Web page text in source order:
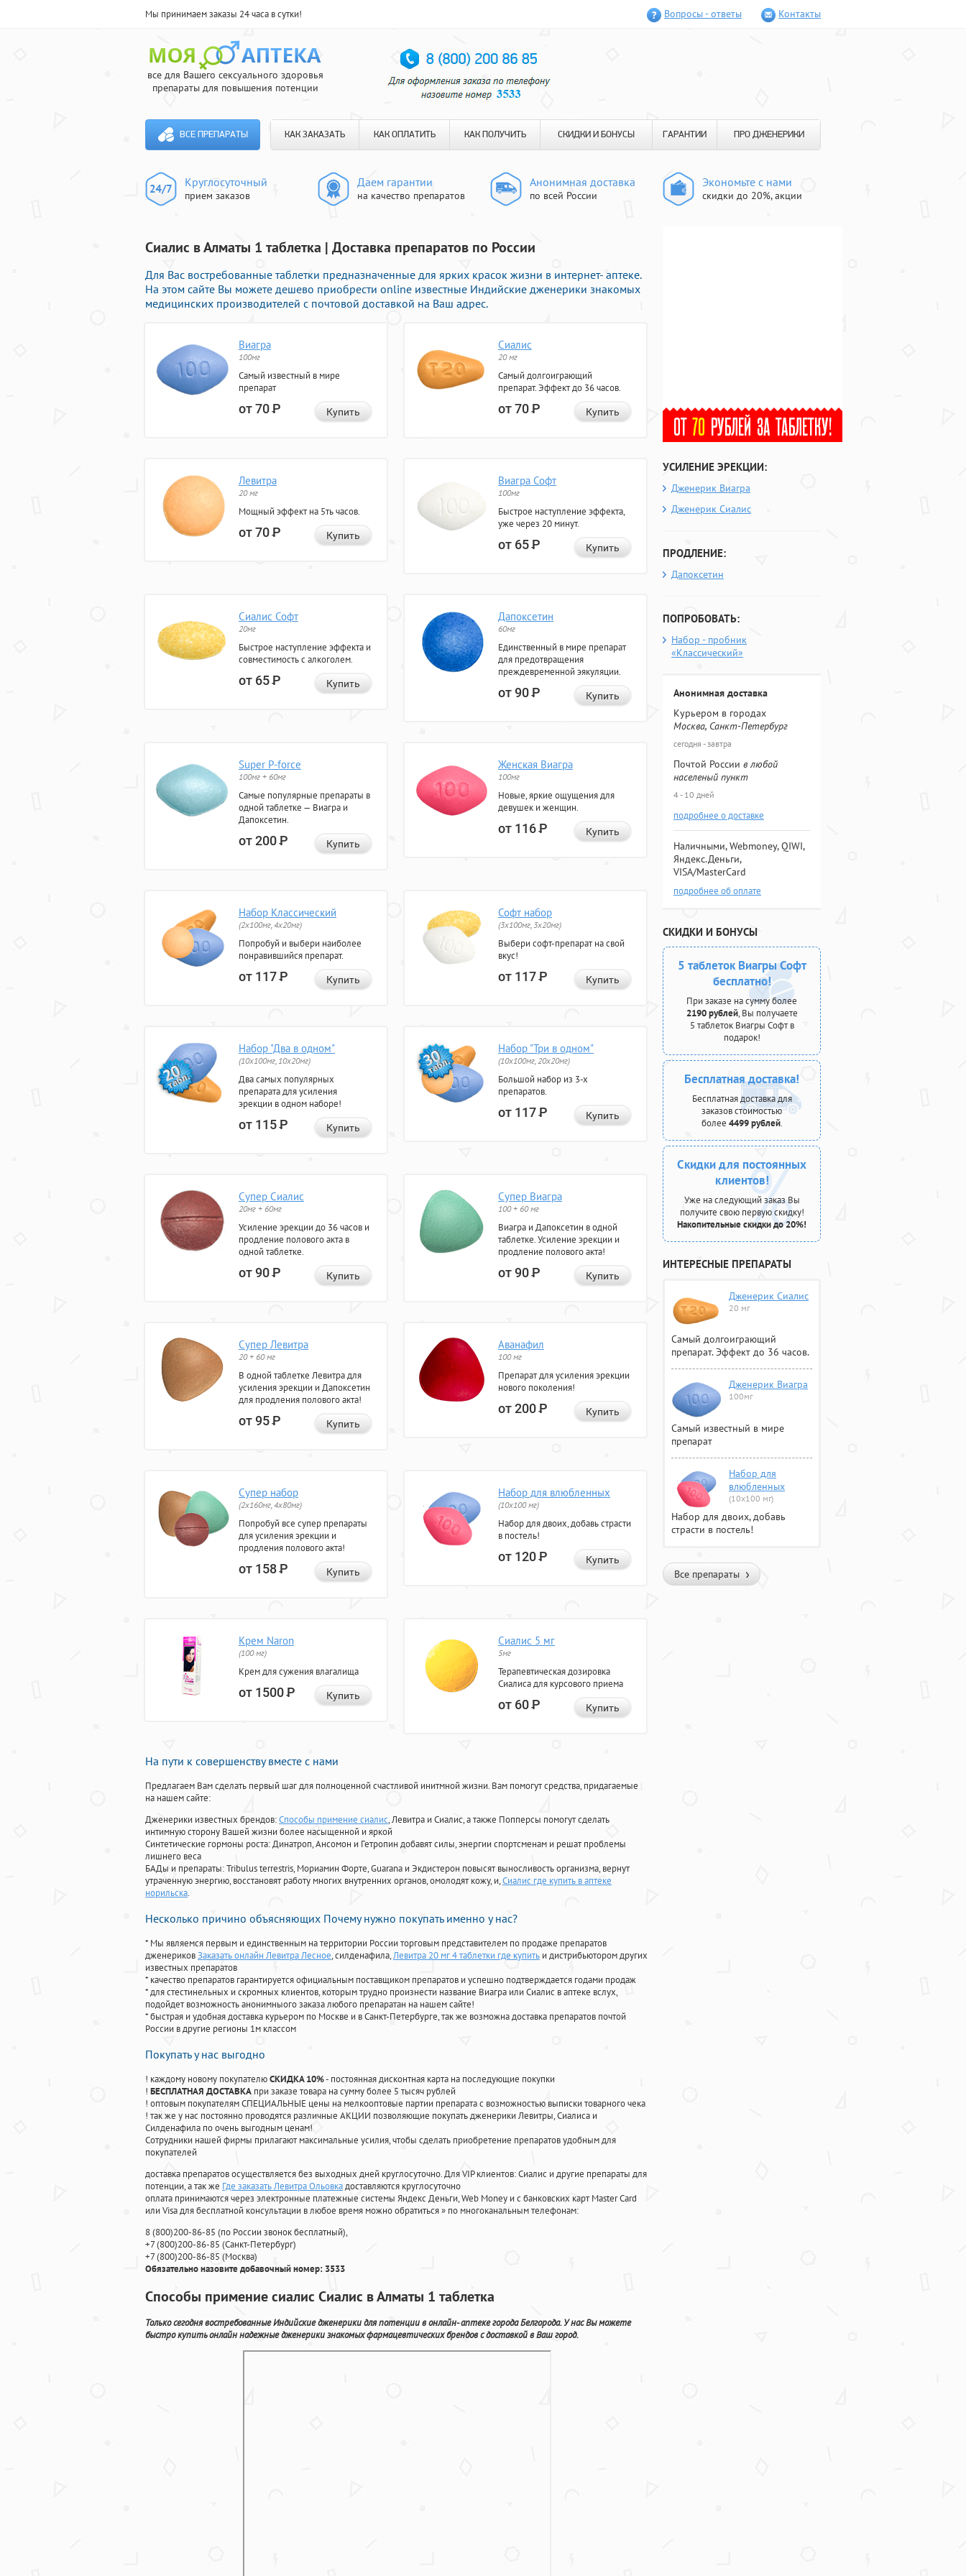
Мы принимаем заказы 24 часа в сутки! Вопросы - ответы Контакты
все для Вашего сексуального здоровья
препараты для повышения потенции
ВСЕ ПРЕПАРАТЫ КАК ЗАКАЗАТЬ КАК ОПЛАТИТЬ КАК ПОЛУЧИТЬ СКИДКИ И БОНУСЫ ГАРАНТИИ ПРО ДЖЕНЕРИКИ
Круглосуточный
прием заказов
Даем гарантии
на качество препаратов
Анонимная доставка
по всей России
Экономьте с нами
скидки до 20%, акции
Сиалис в Алматы 1 таблетка | Доставка препаратов по России
Для Вас востребованные таблетки предназначенные для ярких красок жизни в интернет- аптеке.
На этом сайте Вы можете дешево приобрести online известные Индийские дженерики знакомых
медицинских производителей с почтовой доставкой на Ваш адрес.
Виагра
100мг
Самый известный в мире
препарат
от 70Р Купить
Сиалис
20 мг
Самый долгоиграющий
препарат. Эффект до 36 часов.
от 70Р Купить
Левитра
20 мг
Мощный эффект на 5ть часов.
от 70Р Купить
Виагра Софт
100мг
Быстрое наступление эффекта,
уже через 20 минут.
от 65Р Купить
Сиалис Софт
20мг
Быстрое наступление эффекта и
совместимость с алкоголем.
от 65Р Купить
Дапоксетин
60мг
Единственный в мире препарат
для предотвращения
преждевременной эякуляции.
от 90Р Купить
Super P-force
100мг + 60мг
Самые популярные препараты в
одной таблетке — Виагра и
Дапоксетин.
от 200Р Купить
Женская Виагра
100мг
Новые, яркие ощущения для
девушек и женщин.
от 116Р Купить
Набор Классический
(2x100мг, 4x20мг)
Попробуй и выбери наиболее
понравившийся препарат.
от 117Р Купить
Софт набор
(3x100мг, 3x20мг)
Выбери софт-препарат на свой
вкус!
от 117Р Купить
Набор "Два в одном"
(10x100мг, 10x20мг)
Два самых популярных
препарата для усиления
эрекции в одном наборе!
от 115Р Купить
Набор "Три в одном"
(10x100мг, 20x20мг)
Большой набор из 3-х
препаратов.
от 117Р Купить
Супер Сиалис
20мг + 60мг
Усиление эрекции до 36 часов и
продление полового акта в
одной таблетке.
от 90Р Купить
Супер Виагра
100 + 60 мг
Виагра и Дапоксетин в одной
таблетке. Усиление эрекции и
продление полового акта!
от 90Р Купить
Супер Левитра
20 + 60 мг
В одной таблетке Левитра для
усиления эрекции и Дапоксетин
для продления полового акта!
от 95Р Купить
Аванафил
100 мг
Препарат для усиления эрекции
нового поколения!
от 200Р Купить
Супер набор
(2х160мг, 4х80мг)
Попробуй все супер препараты
для усиления эрекции и
продления полового акта!
от 158Р Купить
Набор для влюбленных
(10х100 мг)
Набор для двоих, добавь страсти
в постель!
от 120Р Купить
Крем Naron
(100 мг)
Крем для сужения влагалища
от 1500Р Купить
Сиалис 5 мг
5мг
Терапевтическая дозировка
Сиалиса для курсового приема
от 60Р Купить
На пути к совершенству вместе с нами
Предлагаем Вам сделать первый шаг для полноценной счастливой инитмной жизни. Вам помогут средства, придагаемые
на нашем сайте:
Дженерики известных брендов:Способы примение сиалис, Левитра и Сиалис, а также Попперсы помогут сделать
интимную сторону Вашей жизни более насыщенной и яркой
Синтетические гормоны роста: Динатроп, Ансомон и Гетропин добавят силы, энергии спортсменам и решат проблемы
лишнего веса
БАДы и препараты:Tribulus terrestris, Мориамин Форте, Guarana и Экдистерон повысят выносливость организма, вернут
утраченную энергию, восстановят работу многих внутренних органов, омолодят кожу, и,Сиалис где купить в аптеке
норильска.
Несколько причино объясняющих Почему нужно покупать именно у нас?
* Мы являемся первым и единственным на территории России торговым представителем по продаже препаратов
дженериковЗаказать онлайн Левитра Лесное, силденафила,Левитра 20 мг 4 таблетки где купить и дистрибьютором других
известных препаратов
* качество препаратов гарантируется официальным поставщиком препаратов и успешно подтверждается годами продаж
* для стестинельных и скромных клиентов, которым трудно произнести название Виагра или Сиалис в аптеке вслух,
подойдет возможность анонимныого заказа любого препаратан на нашем сайте!
* быстрая и удобная доставка курьером по Москве и в Санкт-Петербурге, так же возможна доставка препаратов почтой
России в другие регионы 1м классом
Покупать у нас выгодно
! каждому новому покупателюСКИДКА 10%- постоянная дисконтная карта на последующие покупки
! БЕСПЛАТНАЯ ДОСТАВКА при заказе товара на сумму более 5 тысяч рублей
! оптовым покупателям СПЕЦИАЛЬНЫЕ цены на мелкооптовые партии препарата с возможностью выписки товарного чека
! так же у нас постоянно проводятся различные АКЦИИ позволяющие покупать дженерики Левитры, Сиалиса и
Силденафила по очень выгодным ценам!
Cотрудники нашей фирмы прилагают максимальные усилия, чтобы сделать приобретение препаратов удобным для
покупателей
доставка препаратов осуществляется без выходных дней круглосуточно. Для VIP клиентов: Сиалис и другие препараты для
потенции, а так же Где заказать Левитра Ольовкадоставляются круглосуточно
оплата принимаются через электронные платежные системы Яндекс Деньги, Web Money и с банковских карт Master Card
или Visa для бесплатной консультации в любое время можно обратиться» по многоканальным телефонам:
8(800)200-86-85 (по России звонок бесплатный),
+7(800)200-86-85 (Санкт-Петербург)
+7(800)200-86-85 (Москва)
Обязательно назовите добавочный номер: 3533
Способы примение сиалис Сиалис в Алматы 1 таблетка
Только сегодня востребованные Индийские дженерики для потенции в онлайн- аптеке города Белгорода. У нас Вы можете
быстро купить онлайн надежные дженерики знакомых фармацевтических брендов с доставкой в Ваш город.
УСИЛЕНИЕ ЭРЕКЦИИ:
Дженерик Виагра
Дженерик Сиалис
ПРОДЛЕНИЕ:
Дапоксетин
ПОПРОБОВАТЬ:
Набор - пробник
«Классический»
Анонимная доставка
Курьером в городах
Москва, Санкт-Петербург
сегодня - завтра
Почтой России в любой
населеный пункт
4 - 10 дней
подробнее о доставке
Наличными, Webmoney, QIWI,
Яндекс.Деньги,
VISA/MasterCard
подробнее об оплате
СКИДКИ И БОНУСЫ
5 таблеток Виагры Софт
бесплатно!
При заказе на сумму более
2190 рублей, Вы получаете
5 таблеток Виагры Софт в
подарок!
Бесплатная доставка!
Бесплатная доставка для
заказов стоимостью
более 4499 рублей.
Скидки для постоянных
клиентов!
Уже на следующий заказ Вы
получите свою первую скидку!
Накопительные скидки до 20%!
ИНТЕРЕСНЫЕ ПРЕПАРАТЫ
Дженерик Сиалис
20 мг
Самый долгоиграющий
препарат. Эффект до 36 часов.
Дженерик Виагра
100мг
Самый известный в мире
препарат
Набор для
влюбленных
(10х100 мг)
Набор для двоих, добавь
страсти в постель!
Все препараты